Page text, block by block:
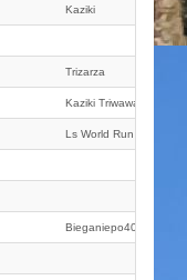
Kaziki
Trizarza
Kaziki Triwawa
Ls World Run
Bieganiepo40. Pl